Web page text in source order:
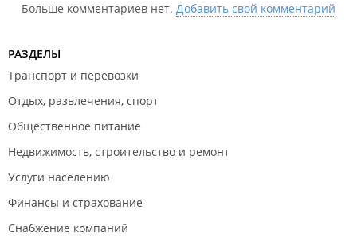
Больше комментариев нет. Добавить свой комментарий
РАЗДЕЛЫ
Транспорт и перевозки
Отдых, развлечения, спорт
Общественное питание
Недвижимость, строительство и ремонт
Услуги населению
Финансы и страхование
Снабжение компаний